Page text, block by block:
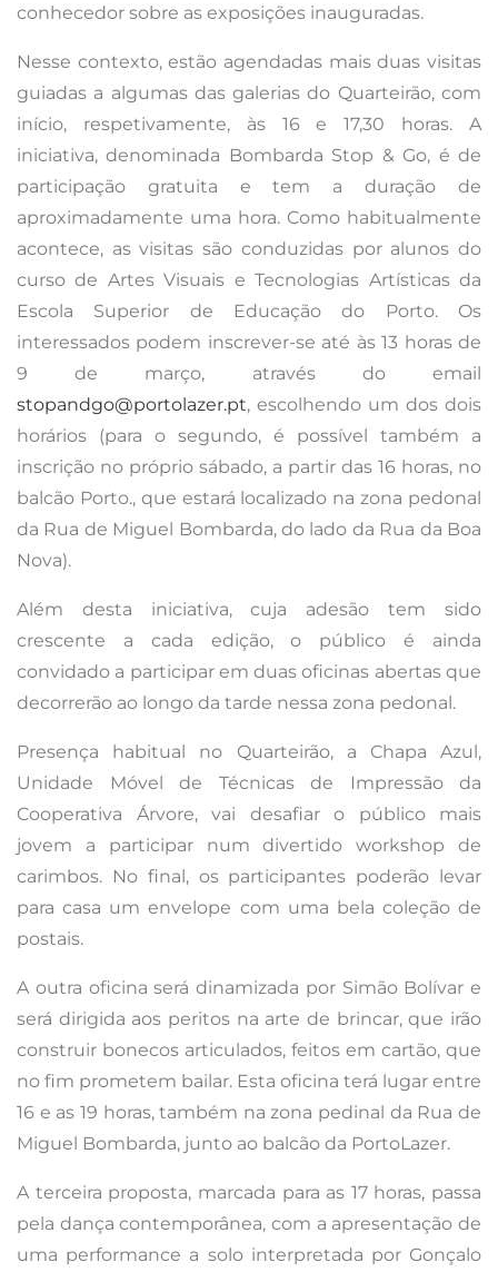
conhecedor sobre as exposições inauguradas.
Nesse contexto, estão agendadas mais duas visitas
guiadas a algumas das galerias do Quarteirão, com
início, respetivamente, às 16 e 17,30 horas. A
iniciativa, denominada Bombarda Stop & Go, é de
participação gratuita e tem a duração de
aproximadamente uma hora. Como habitualmente
acontece, as visitas são conduzidas por alunos do
curso de Artes Visuais e Tecnologias Artísticas da
Escola Superior de Educação do Porto. Os
interessados podem inscrever-se até às 13 horas de
9 de março, através do email
stopandgo@portolazer.pt, escolhendo um dos dois
horários (para o segundo, é possível também a
inscrição no próprio sábado, a partir das 16 horas, no
balcão Porto., que estará localizado na zona pedonal
da Rua de Miguel Bombarda, do lado da Rua da Boa
Nova).
Além desta iniciativa, cuja adesão tem sido
crescente a cada edição, o público é ainda
convidado a participar em duas oficinas abertas que
decorrerão ao longo da tarde nessa zona pedonal.
Presença habitual no Quarteirão, a Chapa Azul,
Unidade Móvel de Técnicas de Impressão da
Cooperativa Árvore, vai desafiar o público mais
jovem a participar num divertido workshop de
carimbos. No final, os participantes poderão levar
para casa um envelope com uma bela coleção de
postais.
A outra oficina será dinamizada por Simão Bolívar e
será dirigida aos peritos na arte de brincar, que irão
construir bonecos articulados, feitos em cartão, que
no fim prometem bailar. Esta oficina terá lugar entre
16 e as 19 horas, também na zona pedinal da Rua de
Miguel Bombarda, junto ao balcão da PortoLazer.
A terceira proposta, marcada para as 17 horas, passa
pela dança contemporânea, com a apresentação de
uma performance a solo interpretada por Gonçalo